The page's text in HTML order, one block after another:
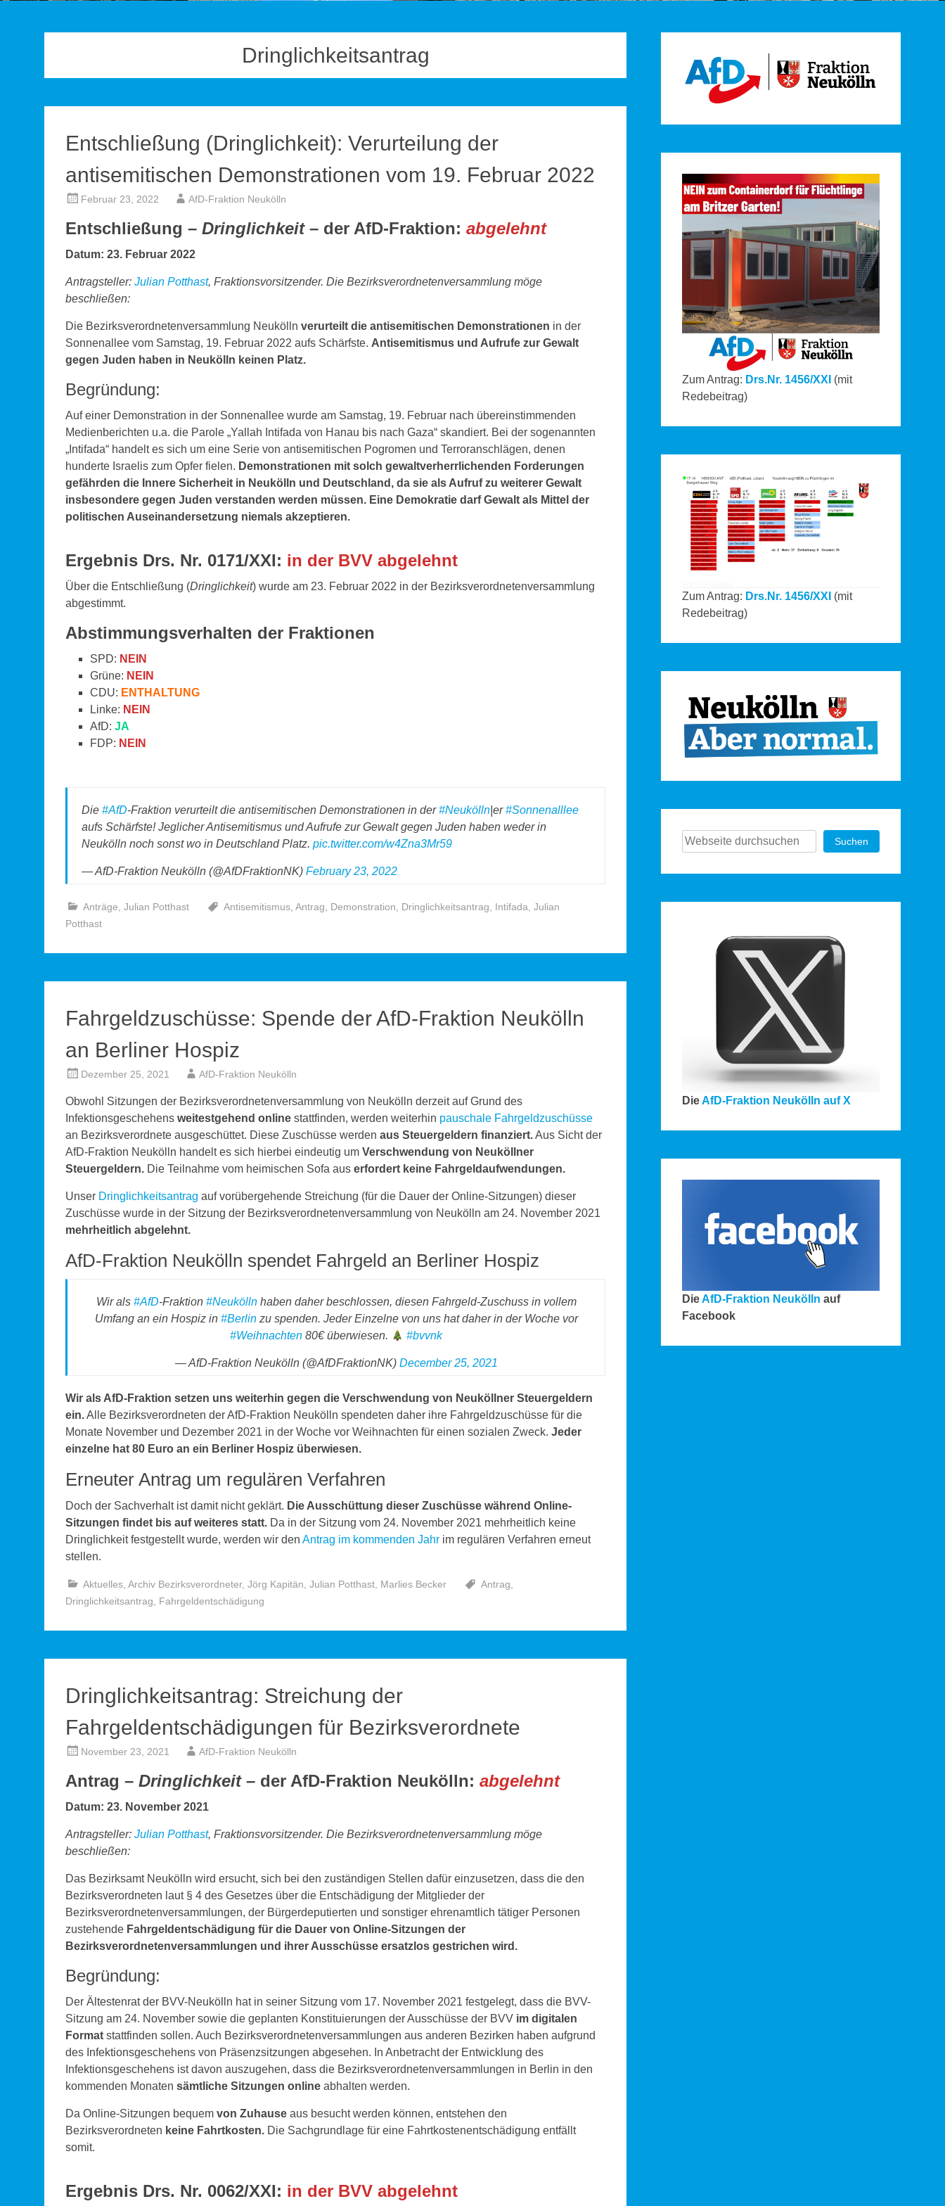
Dringlichkeitsantrag
Entschließung (Dringlichkeit): Verurteilung der
antisemitischen Demonstrationen vom 19. Februar 2022
Februar 23, 2022 AfD-Fraktion Neukölln
Entschließung – Dringlichkeit– der AfD-Fraktion: abgelehnt
Datum: 23. Februar 2022
Antragsteller: Julian Potthast, Fraktionsvorsitzender. Die Bezirksverordnetenversammlung möge
beschließen:
Die Bezirksverordnetenversammlung Neukölln verurteilt die antisemitischen Demonstrationen in der
Sonnenallee vom Samstag, 19. Februar 2022 aufs Schärfste. Antisemitismus und Aufrufe zur Gewalt
gegen Juden haben in Neukölln keinen Platz.
Begründung:
Auf einer Demonstration in der Sonnenallee wurde am Samstag, 19. Februar nach übereinstimmenden
Medienberichten u.a. die Parole „Yallah Intifada von Hanau bis nach Gaza“ skandiert. Bei der sogenannten
„Intifada“ handelt es sich um eine Serie von antisemitischen Pogromen und Terroranschlägen, denen
hunderte Israelis zum Opfer fielen. Demonstrationen mit solch gewaltverherrlichenden Forderungen
gefährden die Innere Sicherheit in Neukölln und Deutschland, da sie als Aufruf zu weiterer Gewalt
insbesondere gegen Juden verstanden werden müssen. Eine Demokratie darf Gewalt als Mittel der
politischen Auseinandersetzung niemals akzeptieren.
Ergebnis Drs. Nr. 0171/XXI: in der BVV abgelehnt
Über die Entschließung (Dringlichkeit) wurde am 23. Februar 2022 in der Bezirksverordnetenversammlung
abgestimmt.
Abstimmungsverhalten der Fraktionen
SPD: NEIN
Grüne: NEIN
CDU: ENTHALTUNG
Linke: NEIN
AfD: JA
FDP: NEIN
Die #AfD-Fraktion verurteilt die antisemitischen Demonstrationen in der#Neukölln |er#Sonnenalllee
aufs Schärfste! Jeglicher Antisemitismus und Aufrufe zur Gewalt gegen Juden haben weder in
Neukölln noch sonst wo in Deutschland Platz. pic.twitter.com/w4Zna3Mr59
— AfD-Fraktion Neukölln (@AfDFraktionNK) February 23, 2022
Anträge Julian Potthast Antisemitismus Antrag Demonstration Dringlichkeitsantrag Intifada Julian
Potthast
Fahrgeldzuschüsse: Spende der AfD-Fraktion Neukölln
an Berliner Hospiz
Dezember 25, 2021 AfD-Fraktion Neukölln
Obwohl Sitzungen der Bezirksverordnetenversammlung von Neukölln derzeit auf Grund des
Infektionsgeschehens weitestgehend online stattfinden, werden weiterhin pauschale Fahrgeldzuschüsse
an Bezirksverordnete ausgeschüttet. Diese Zuschüsse werden aus Steuergeldern finanziert.Aus Sicht der
AfD-Fraktion Neukölln handelt es sich hierbei eindeutig um Verschwendung von Neuköllner
Steuergeldern. Die Teilnahme vom heimischen Sofa aus erfordert keine Fahrgeldaufwendungen.
Unser Dringlichkeitsantrag auf vorübergehende Streichung (für die Dauer der Online-Sitzungen) dieser
Zuschüsse wurde in der Sitzung der Bezirksverordnetenversammlung von Neukölln am 24. November 2021
mehrheitlich abgelehnt.
AfD-Fraktion Neukölln spendet Fahrgeld an Berliner Hospiz
Wir als #AfD-Fraktion #Neuköllnhaben daher beschlossen, diesen Fahrgeld-Zuschuss in vollem
Umfang an ein Hospiz in #Berlinzu spenden. Jeder Einzelne von uns hat daher in der Woche vor
#Weihnachten 80€ überwiesen. #bvvnk
— AfD-Fraktion Neukölln (@AfDFraktionNK) December 25, 2021
Wir als AfD-Fraktion setzen uns weiterhin gegen die Verschwendung von Neuköllner Steuergeldern
ein.Alle Bezirksverordneten der AfD-Fraktion Neukölln spendeten daher ihre Fahrgeldzuschüsse für die
Monate November und Dezember 2021 in der Woche vor Weihnachten für einen sozialen Zweck. Jeder
einzelne hat 80 Euro an ein Berliner Hospiz überwiesen.
Erneuter Antrag um regulären Verfahren
Doch der Sachverhalt ist damit nicht geklärt. Die Ausschüttung dieser Zuschüsse während Online-
Sitzungen findet bis auf weiteres statt. Da in der Sitzung vom 24. November 2021 mehrheitlich keine
Dringlichkeit festgestellt wurde, werden wir den Antrag im kommenden Jahr im regulären Verfahren erneut
stellen.
Aktuelles Archiv Bezirksverordneter, Jörg Kapitän Julian Potthast Marlies Becker Antrag
Dringlichkeitsantrag
Fahrgeldentschädigung
Dringlichkeitsantrag: Streichung der
Fahrgeldentschädigungen für Bezirksverordnete
November 23, 2021 AfD-Fraktion Neukölln
Antrag – Dringlichkeit– der AfD-Fraktion Neukölln: abgelehnt
Datum: 23. November 2021
Antragsteller: Julian Potthast, Fraktionsvorsitzender. Die Bezirksverordnetenversammlung möge
beschließen:
Das Bezirksamt Neukölln wird ersucht, sich bei den zuständigen Stellen dafür einzusetzen, dass die den
Bezirksverordneten laut § 4 des Gesetzes über die Entschädigung der Mitglieder der
Bezirksverordnetenversammlungen, der Bürgerdeputierten und sonstiger ehrenamtlich tätiger Personen
zustehende Fahrgeldentschädigung für die Dauer von Online-Sitzungen der
Bezirksverordnetenversammlungen und ihrer Ausschüsse ersatzlos gestrichen wird.
Begründung:
Der Ältestenrat der BVV-Neukölln hat in seiner Sitzung vom 17. November 2021 festgelegt, dass die BVV-
Sitzung am 24. November sowie die geplanten Konstituierungen der Ausschüsse der BVV im digitalen
Format stattfinden sollen. Auch Bezirksverordnetenversammlungen aus anderen Bezirken haben aufgrund
des Infektionsgeschehens von Präsenzsitzungen abgesehen. In Anbetracht der Entwicklung des
Infektionsgeschehens ist davon auszugehen, dass die Bezirksverordnetenversammlungen in Berlin in den
kommenden Monaten sämtliche Sitzungen online abhalten werden.
Da Online-Sitzungen bequem von Zuhause aus besucht werden können, entstehen den
Bezirksverordneten keine Fahrtkosten. Die Sachgrundlage für eine Fahrtkostenentschädigung entfällt
somit.
Ergebnis Drs. Nr. 0062/XXI: in der BVV abgelehnt
Zum Antrag: Drs.Nr. 1456/XXI (mit
Redebeitrag)
Zum Antrag: Drs.Nr. 1456/XXI (mit
Redebeitrag)
Suchen Suchen
DieAfD-Fraktion Neukölln auf X
DieAfD-Fraktion Neukölln auf
Facebook